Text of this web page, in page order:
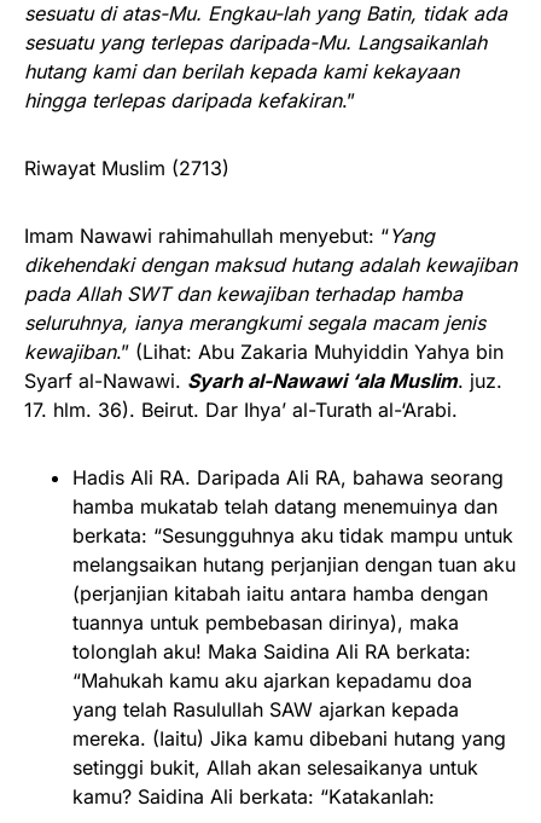
sesuatu di atas-Mu. Engkau-lah yang Batin, tidak ada
sesuatu yang terlepas daripada-Mu. Langsaikanlah
hutang kami dan berilah kepada kami kekayaan
hingga terlepas daripada kefakiran.”
Riwayat Muslim (2713)
Imam Nawawi rahimahullah menyebut: “Yang
dikehendaki dengan maksud hutang adalah kewajiban
pada Allah SWT dan kewajiban terhadap hamba
seluruhnya, ianya merangkumi segala macam jenis
kewajiban.” (Lihat: Abu Zakaria Muhyiddin Yahya bin
Syarf al-Nawawi. Syarh al-Nawawi ‘ala Muslim. juz.
17. hlm. 36). Beirut. Dar Ihya’ al-Turath al-‘Arabi.
Hadis Ali RA. Daripada Ali RA, bahawa seorang
hamba mukatab telah datang menemuinya dan
berkata: “Sesungguhnya aku tidak mampu untuk
melangsaikan hutang perjanjian dengan tuan aku
(perjanjian kitabah iaitu antara hamba dengan
tuannya untuk pembebasan dirinya), maka
tolonglah aku! Maka Saidina Ali RA berkata:
“Mahukah kamu aku ajarkan kepadamu doa
yang telah Rasulullah SAW ajarkan kepada
mereka. (Iaitu) Jika kamu dibebani hutang yang
setinggi bukit, Allah akan selesaikanya untuk
kamu? Saidina Ali berkata: “Katakanlah: